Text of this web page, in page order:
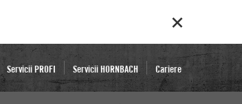
Servicii PROFI Servicii HORNBACH Cariere